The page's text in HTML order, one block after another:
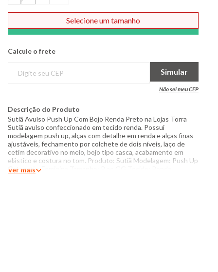
Comprar
Selecione um tamanho
Calcule o frete
Simular
Não sei meu CEP
Descrição do Produto
Sutiã Avulso Push Up Com Bojo Renda Preto na Lojas Torra
Sutiã avulso confeccionado em tecido renda. Possui
modelagem push up, alças com detalhe em renda e alças finas
ajustáveis, fechamento por colchete de dois níveis, laço de
cetim decorativo no meio, bojo tipo casca, acabamento em
elástico e costura no tom. Produto: Sutiã Modelagem: Push Up
Categoria: Feminina Tamanho: P ao GG Tecido: Renda
Ver mais